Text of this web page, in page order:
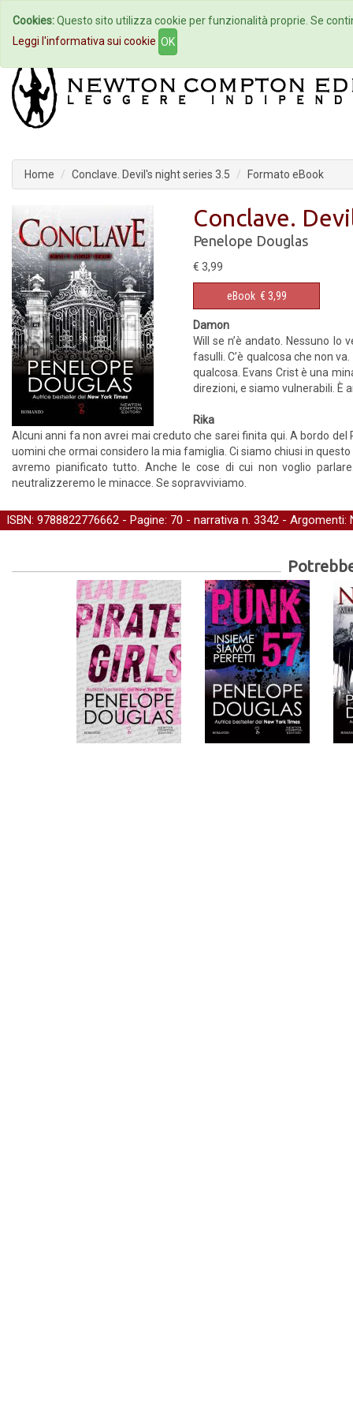
Home Autori Eventi
Home Conclave. Devil's night series 3.5 Formato eBook
Conclave.
Penelope Douglas
€ 3,99
eBook € 3,99
Damon
Will se n’è andato. Nessuno
fasulli. C’è qualcosa che non
qualcosa. Evans Crist è una
direzioni, e siamo vulnerabili. È
Rika
Alcuni anni fa non avrei mai creduto che sarei finita qui. A bordo
uomini che ormai considero la mia famiglia. Ci siamo chiusi in
avremo pianificato tutto. Anche le cose di cui non voglio
neutralizzeremo le minacce. Se sopravviviamo.
ISBN: 9788822776662 - Pagine: 70 - narrativa n. 3342 - Argomenti:
Cookies:Questo sito utilizza cookie per funzionalità proprie. Se
Leggi l'informativa sui cookie OK